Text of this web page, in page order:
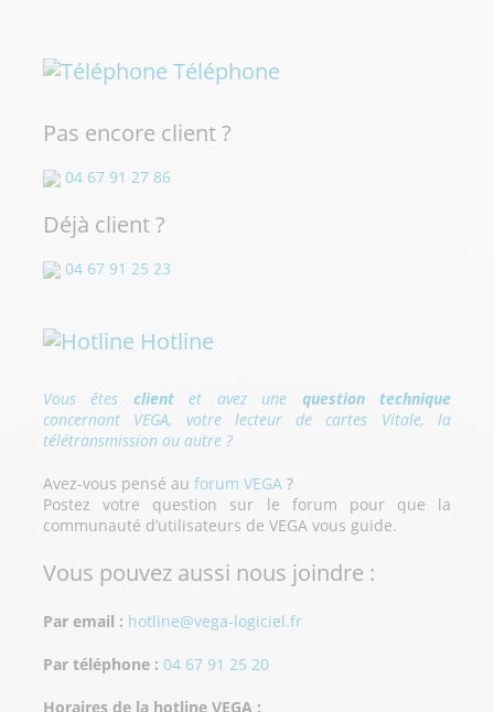
Téléphone
Pas encore client ?
04 67 91 27 86
Déjà client ?
04 67 91 25 23
Hotline
Vous êtes clientet avez une question technique
concernant VEGA, votre lecteur de cartes Vitale, la
télétransmission ou autre ?
Avez-vous pensé au forum VEGA ?
Postez votre question sur le forum pour que la
communauté d’utilisateurs de VEGA vous guide.
Vous pouvez aussi nous joindre :
Par email : hotline@vega-logiciel.fr
Par téléphone : 04 67 91 25 20
Horaires de la hotline VEGA :